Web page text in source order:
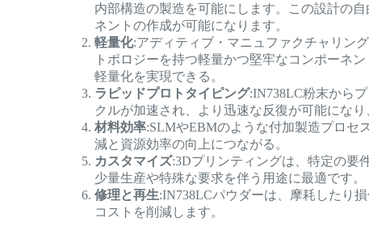
内部構造の製造を可能にします。この設計の
ネントの作成が可能になります。
軽量化:アディティブ・マニュファクチャリン
トポロジーを持つ軽量かつ堅牢なコンポーネ
軽量化を実現できる。
ラピッドプロトタイピング:IN738LC粉末から
クルが加速され、より迅速な反復が可能にな
材料効率:SLMやEBMのような付加製造プロセ
減と資源効率の向上につながる。
カスタマイズ:3Dプリンティングは、特定の要
少量生産や特殊な要求を伴う用途に最適です。
修理と再生:IN738LCパウダーは、摩耗したり
コストを削減します。